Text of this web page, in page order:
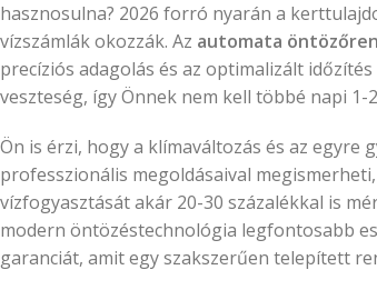
hasznosulna? 2026 forró nyarán a
vízszámlák okozzák. Az automata
precíziós adagolás és az optimalizált
veszteség, így Önnek nem kell többé napi
Ön is érzi, hogy a klímaváltozás és az
professzionális megoldásaival
vízfogyasztását akár 20-30 százalékkal is
modern öntözéstechnológia legfontosabb
garanciát, amit egy szakszerűen telepített